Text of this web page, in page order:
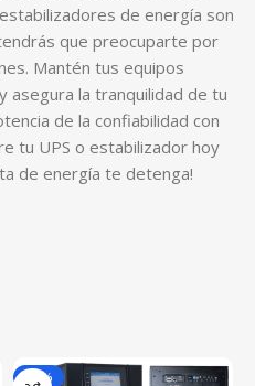
de energía son
que preocuparte por
Mantén tus equipos
asegura la tranquilidad de tu
de la confiabilidad con
tu UPS o estabilizador hoy
de energía te detenga!
-18%